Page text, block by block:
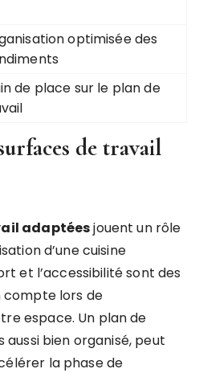
optimisée des
de place sur le plan de
de travail
adaptéesjouent un rôle
d’une cuisine
et l’accessibilité sont des
lors de
espace. Un plan de
bien organisé, peut
la phase de